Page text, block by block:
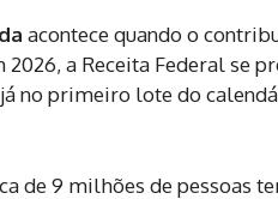
acontece quando o
a Receita Federal se
já no primeiro lote do
de 9 milhões de pessoas